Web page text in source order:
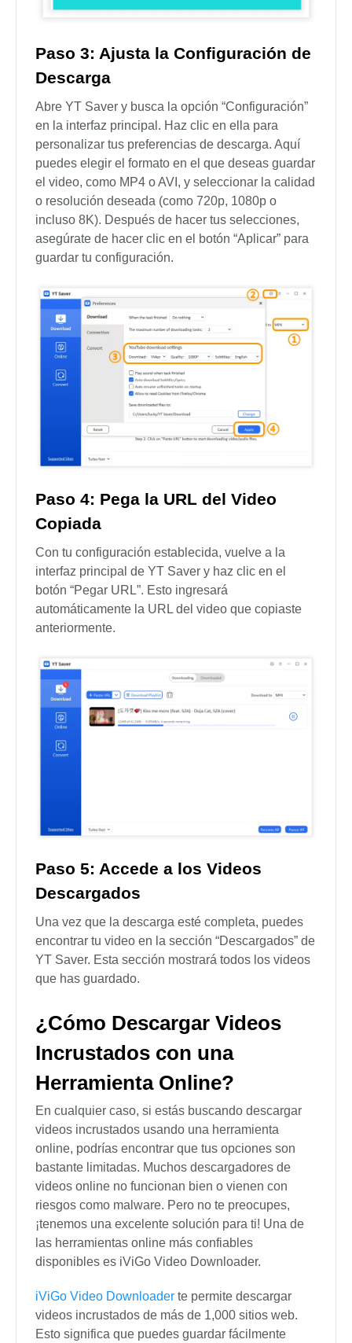
Paso 3: Ajusta la Configuración de
Descarga
Abre YT Saver y busca la opción “Configuración”
en la interfaz principal. Haz clic en ella para
personalizar tus preferencias de descarga. Aquí
puedes elegir el formato en el que deseas guardar
el video, como MP4 o AVI, y seleccionar la calidad
o resolución deseada (como 720p, 1080p o
incluso 8K). Después de hacer tus selecciones,
asegúrate de hacer clic en el botón “Aplicar” para
guardar tu configuración.
Paso 4: Pega la URL del Video
Copiada
Con tu configuración establecida, vuelve a la
interfaz principal de YT Saver y haz clic en el
botón “Pegar URL”. Esto ingresará
automáticamente la URL del video que copiaste
anteriormente.
Paso 5: Accede a los Videos
Descargados
Una vez que la descarga esté completa, puedes
encontrar tu video en la sección “Descargados” de
YT Saver. Esta sección mostrará todos los videos
que has guardado.
¿Cómo Descargar Videos
Incrustados con una
Herramienta Online?
En cualquier caso, si estás buscando descargar
videos incrustados usando una herramienta
online, podrías encontrar que tus opciones son
bastante limitadas. Muchos descargadores de
videos online no funcionan bien o vienen con
riesgos como malware. Pero no te preocupes,
¡tenemos una excelente solución para ti! Una de
las herramientas online más confiables
disponibles es iViGo Video Downloader.
iViGo Video Downloader te permite descargar
videos incrustados de más de 1,000 sitios web.
Esto significa que puedes guardar fácilmente